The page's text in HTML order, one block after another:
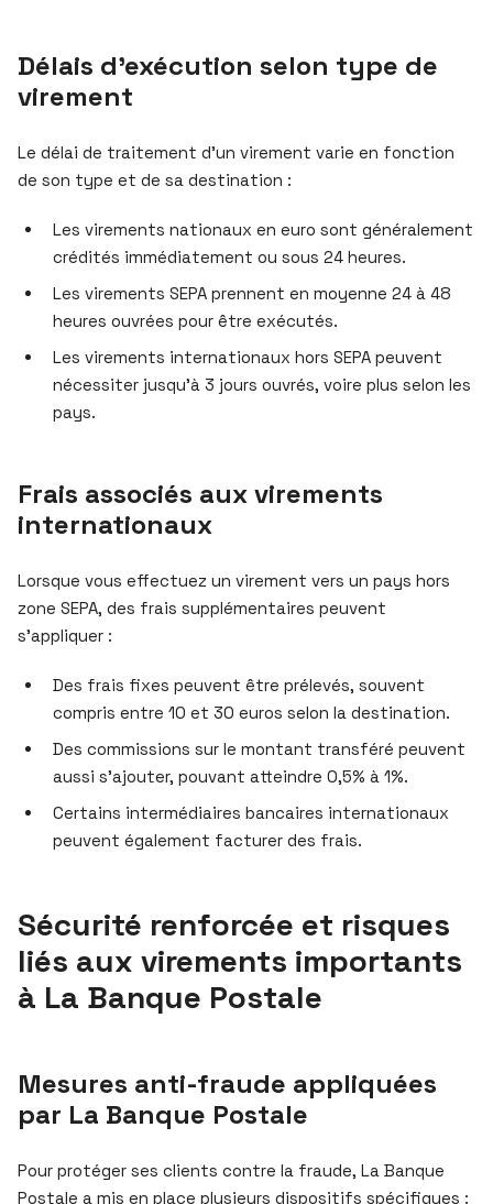
Délais d’exécution selon type de
virement
Le délai de traitement d’un virement varie en fonction
de son type et de sa destination :
Les virements nationaux en euro sont généralement
crédités immédiatement ou sous 24 heures.
Les virements SEPA prennent en moyenne 24 à 48
heures ouvrées pour être exécutés.
Les virements internationaux hors SEPA peuvent
nécessiter jusqu’à 3 jours ouvrés, voire plus selon les
pays.
Frais associés aux virements
internationaux
Lorsque vous effectuez un virement vers un pays hors
zone SEPA, des frais supplémentaires peuvent
s’appliquer :
Des frais fixes peuvent être prélevés, souvent
compris entre 10 et 30 euros selon la destination.
Des commissions sur le montant transféré peuvent
aussi s’ajouter, pouvant atteindre 0,5% à 1%.
Certains intermédiaires bancaires internationaux
peuvent également facturer des frais.
Sécurité renforcée et risques
liés aux virements importants
à La Banque Postale
Mesures anti-fraude appliquées
par La Banque Postale
Pour protéger ses clients contre la fraude, La Banque
Postale a mis en place plusieurs dispositifs spécifiques :